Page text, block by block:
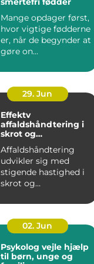
Mange opdager først,
hvor vigtige fødderne
er, når de begynder at
gøre on...
29. Jun
Effektv
affaldshåndtering i
skrot og
Affaldshåndtering
udvikler sig med
stigende hastighed i
skrot og
stramme...
02. Jun
Psykolog vejle hjælp
til børn, unge og